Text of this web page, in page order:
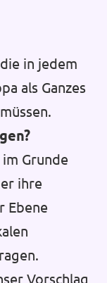
in jedem
als Ganzes
Grunde
ihre
Ebene
Vorschlag